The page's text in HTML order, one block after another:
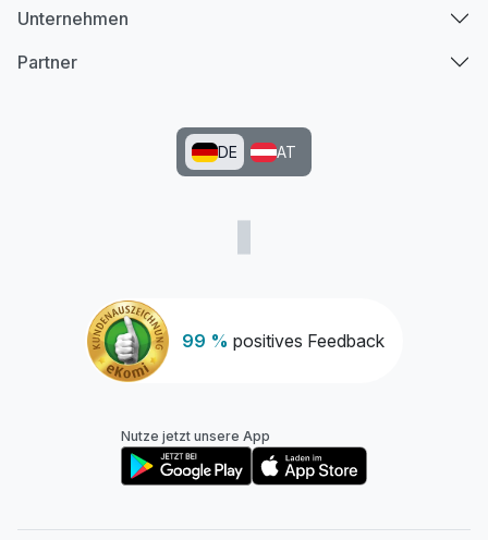
99 % positives Feedback
Unternehmen
Partner
DE AT
Nutze jetzt unsere App